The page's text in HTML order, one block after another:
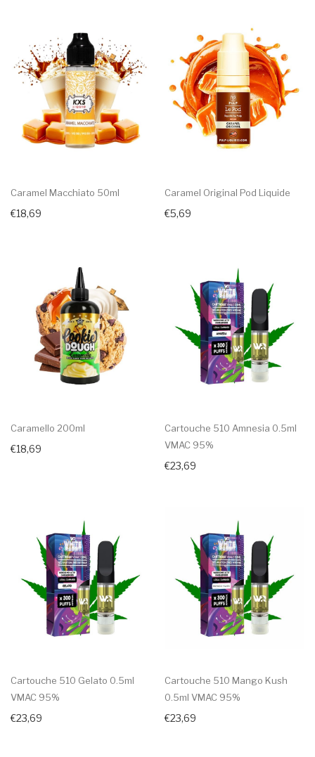
Caramel Macchiato 50ml
€18,69
Caramel Original Pod Liquide
€5,69
Caramello 200ml
€18,69
Cartouche 510 Amnesia 0.5ml
VMAC 95%
€23,69
Cartouche 510 Gelato 0.5ml
VMAC 95%
€23,69
Cartouche 510 Mango Kush
0.5ml VMAC 95%
€23,69